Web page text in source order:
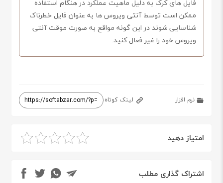
فایل های کرک به دلیل ماهیت عملکرد در هنگام استفاده
ممکن است توسط آنتی ویروس ها به عنوان فایل خطرناک
شناسایی شوند در این گونه مواقع به صورت موقت آنتی
ویروس خود را غیر فعال کنید.
نرم افزار لینک کوتاه
امتیاز دهید
اشتراک گذاری مطلب